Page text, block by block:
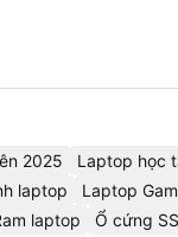
2025 Laptop học
laptop Laptop
laptop Ổ cứng